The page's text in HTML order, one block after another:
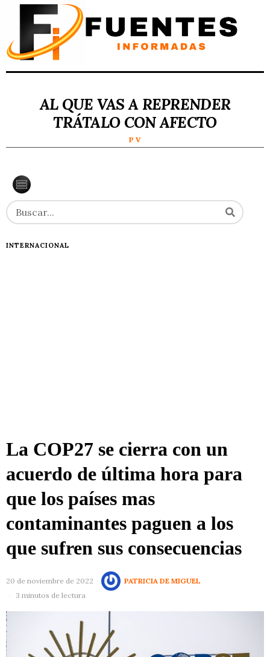
AL QUE VAS A REPRENDER
TRÁTALO CON AFECTO
P V
INTERNACIONAL
La COP27 se cierra con un
acuerdo de última hora para
que los países mas
contaminantes paguen a los
que sufren sus consecuencias
20 de noviembre de 2022
PATRICIA DE MIGUEL
3 minutos de lectura